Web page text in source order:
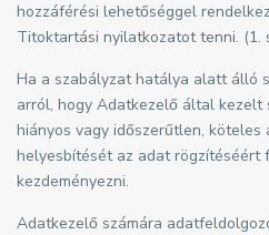
hozzáférési lehetőséggel
Titoktartási nyilatkozatot tenni. (1.
Ha a szabályzat hatálya alatt álló
arról, hogy Adatkezelő által kezelt
hiányos vagy időszerűtlen, köteles
helyesbítését az adat rögzítéséért
kezdeményezni.
Adatkezelő számára